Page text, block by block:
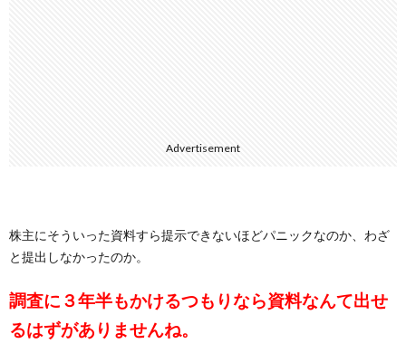
Advertisement
株主にそういった資料すら提示できないほどパニックなのか、わざ
と提出しなかったのか。
調査に３年半もかけるつもりなら資料なんて出せ
るはずがありませんね。